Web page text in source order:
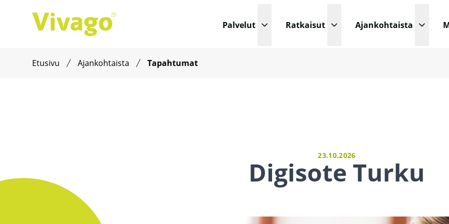
Palvelut Avaa pudotusvalikko
Ratkaisut Avaa pudotusvalikko
Ajankohtaista Avaa
Etusivu Ajankohtaista Tapahtumat
23.10.2026
Digisote Turku